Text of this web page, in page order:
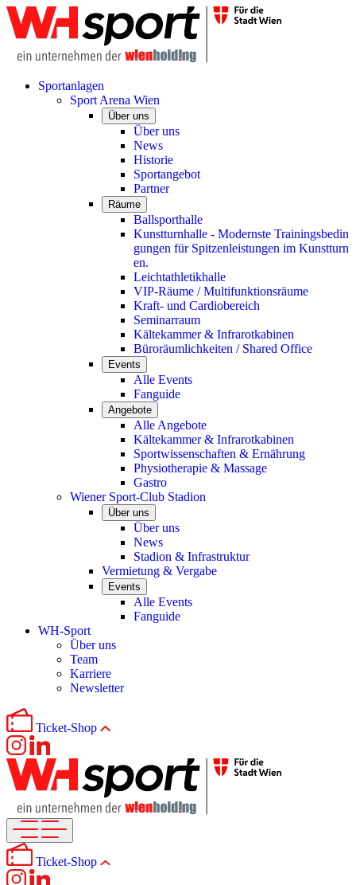
Sportanlagen
Sport Arena Wien
Über uns
Über uns
News
Historie
Sportangebot
Partner
Räume
Ballsporthalle
Kunstturnhalle - Modernste Trainingsbedin
gungen für Spitzenleistungen im Kunstturn
en.
Leichtathletikhalle
VIP-Räume / Multifunktionsräume
Kraft- und Cardiobereich
Seminarraum
Kältekammer & Infrarotkabinen
Büroräumlichkeiten / Shared Office
Events
Alle Events
Fanguide
Angebote
Alle Angebote
Kältekammer & Infrarotkabinen
Sportwissenschaften & Ernährung
Physiotherapie & Massage
Gastro
Wiener Sport-Club Stadion
Über uns
Über uns
News
Stadion & Infrastruktur
Vermietung & Vergabe
Events
Alle Events
Fanguide
WH-Sport
Über uns
Team
Karriere
Newsletter
Ticket-Shop
Ticket-Shop